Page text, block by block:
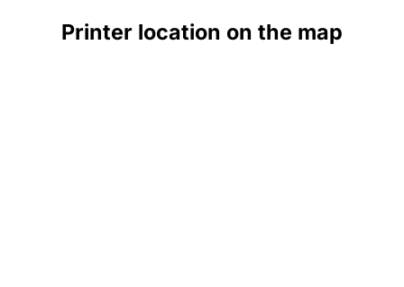
Printer location on the map